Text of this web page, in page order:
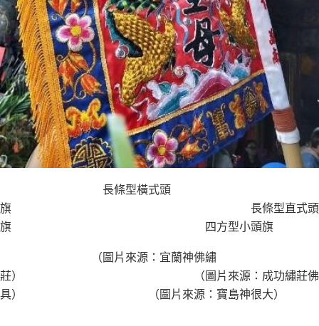
長條型橫式頭
旗 長條型直式頭
旗 四方型小頭旗
（圖片來源：宜蘭神佛繡
莊） （圖片來源：成功繡莊佛
具） （圖片來源：寶島神很大）